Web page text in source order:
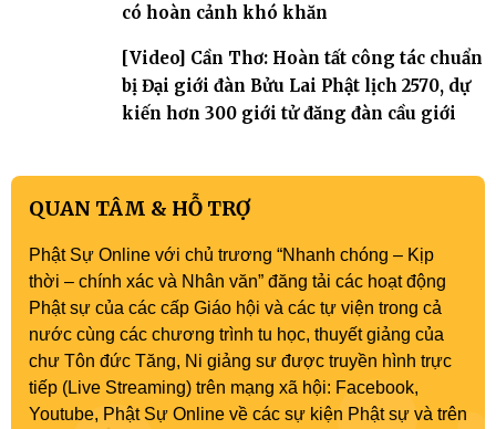
có hoàn cảnh khó khăn
[Video] Cần Thơ: Hoàn tất công tác chuẩn
bị Đại giới đàn Bửu Lai Phật lịch 2570, dự
kiến hơn 300 giới tử đăng đàn cầu giới
QUAN TÂM & HỖ TRỢ
Phật Sự Online với chủ trương “Nhanh chóng – Kịp
thời – chính xác và Nhân văn” đăng tải các hoạt động
Phật sự của các cấp Giáo hội và các tự viện trong cả
nước cùng các chương trình tu học, thuyết giảng của
chư Tôn đức Tăng, Ni giảng sư được truyền hình trực
tiếp (Live Streaming) trên mạng xã hội: Facebook,
Youtube, Phật Sự Online về các sự kiện Phật sự và trên